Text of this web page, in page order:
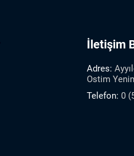
İletişim
Adres:
Ostim
Telefon: 0